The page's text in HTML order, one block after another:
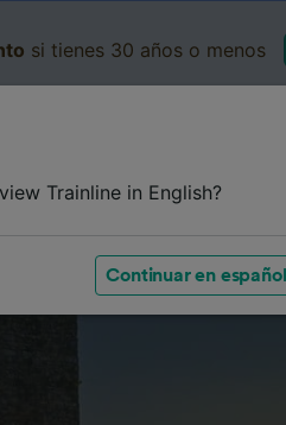
si tienes 30 años o menos
Clases Servicios a bordo
Trainline in English?
Continuar en español